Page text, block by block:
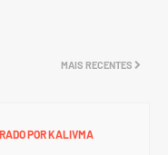
MAIS RECENTES
POR KALIVMA